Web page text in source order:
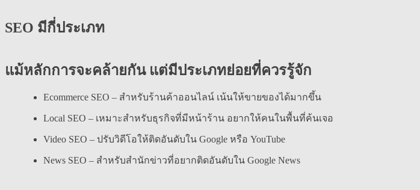
SEO มีกี่ประเภท
แม้หลักการจะคล้ายกัน แต่มีประเภทย่อยที่ควรรู้จัก
Ecommerce SEO – สำหรับร้านค้าออนไลน์ เน้นให้ขายของได้มากขึ้น
Local SEO – เหมาะสำหรับธุรกิจที่มีหน้าร้าน อยากให้คนในพื้นที่ค้นเจอ
Video SEO – ปรับวิดีโอให้ติดอันดับใน Google หรือ YouTube
News SEO – สำหรับสำนักข่าวที่อยากติดอันดับใน Google News